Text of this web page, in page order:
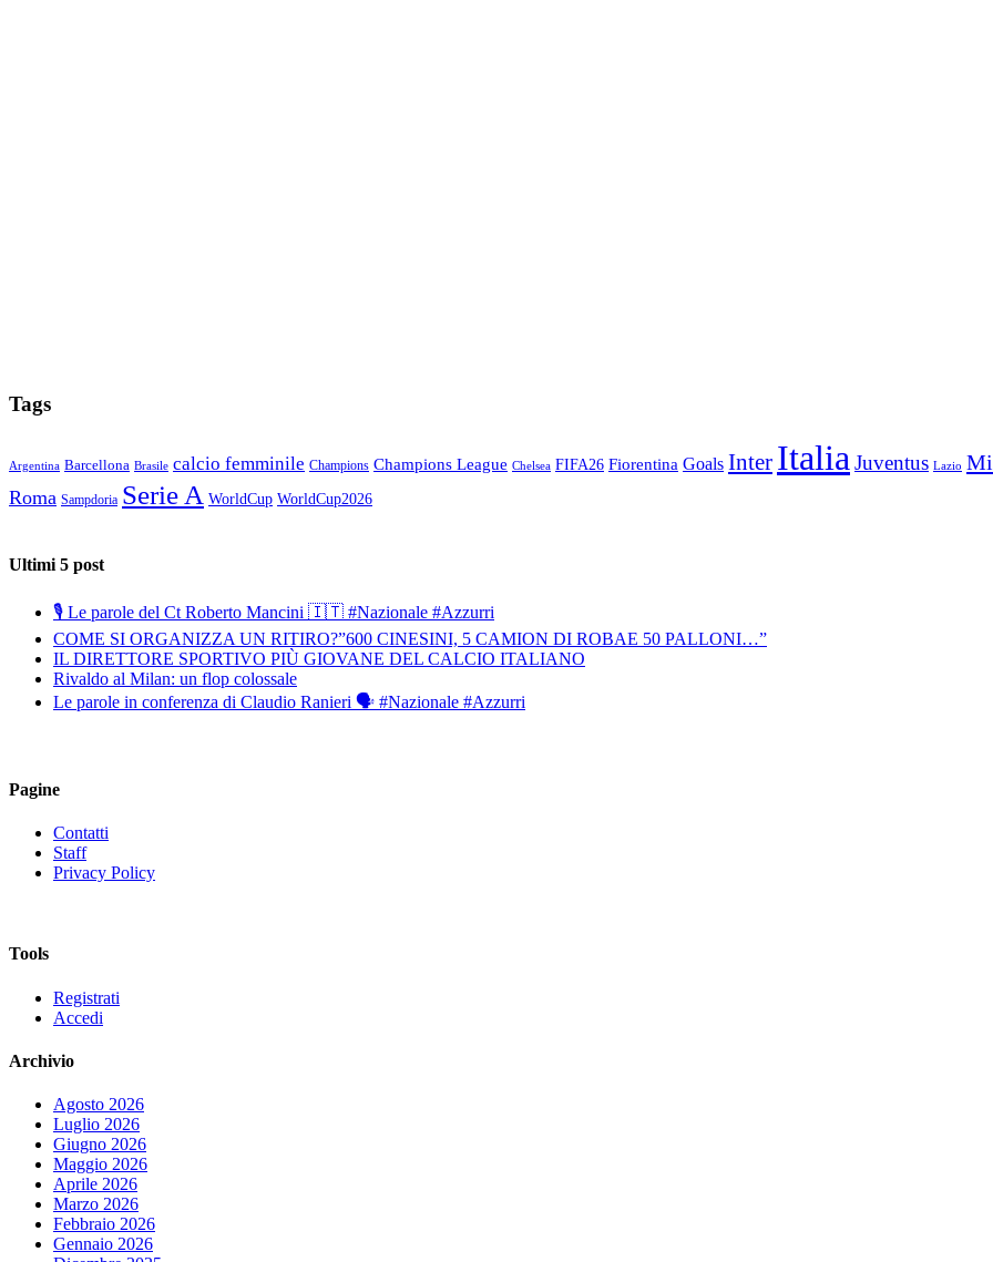
Tags
Argentina Barcellona Brasile calcio femminile Champions Champions League Chelsea FIFA26 Fiorentina Goals Inter Italia Juventus Lazio
Roma Sampdoria Serie A WorldCup WorldCup2026
Ultimi 5 post
🎙️ Le parole del Ct Roberto Mancini 🇮🇹 #Nazionale #Azzurri
COME SI ORGANIZZA UN RITIRO?”600 CINESINI, 5 CAMION DI ROBAE 50 PALLONI…”
IL DIRETTORE SPORTIVO PIÙ GIOVANE DEL CALCIO ITALIANO
Rivaldo al Milan: un flop colossale
Le parole in conferenza di Claudio Ranieri 🗣️ #Nazionale #Azzurri
Pagine
Contatti
Staff
Privacy Policy
Tools
Registrati
Accedi
Archivio
Agosto 2026
Luglio 2026
Giugno 2026
Maggio 2026
Aprile 2026
Marzo 2026
Febbraio 2026
Gennaio 2026